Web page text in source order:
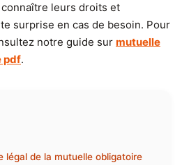
leurs droits et
surprise en cas de besoin. Pour
notre guide sur mutuelle
pdf.
légal de la mutuelle obligatoire